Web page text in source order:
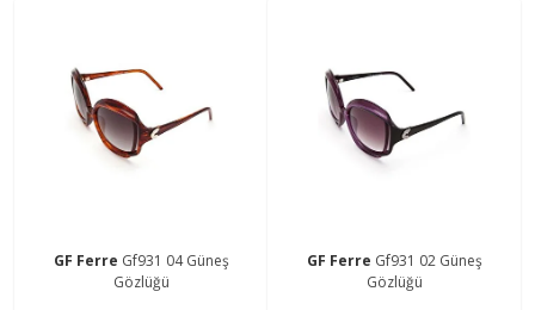
GF Ferre Gf931 04 Güneş
Gözlüğü
GF Ferre Gf931 02 Güneş
Gözlüğü